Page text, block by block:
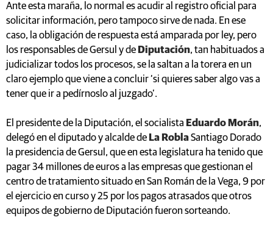
Ante esta maraña, lo normal es acudir al registro oficial para
solicitar información, pero tampoco sirve de nada. En ese
caso, la obligación de respuesta está amparada por ley, pero
los responsables de Gersul y de Diputación, tan habituados a
judicializar todos los procesos, se la saltan a la torera en un
claro ejemplo que viene a concluir ‘si quieres saber algo vas a
tener que ir a pedírnoslo al juzgado’.
El presidente de la Diputación, el socialista Eduardo Morán,
delegó en el diputado y alcalde de La RoblaSantiago Dorado
la presidencia de Gersul, que en esta legislatura ha tenido que
pagar 34 millones de euros a las empresas que gestionan el
centro de tratamiento situado en San Román de la Vega, 9 por
el ejercicio en curso y 25 por los pagos atrasados que otros
equipos de gobierno de Diputación fueron sorteando.